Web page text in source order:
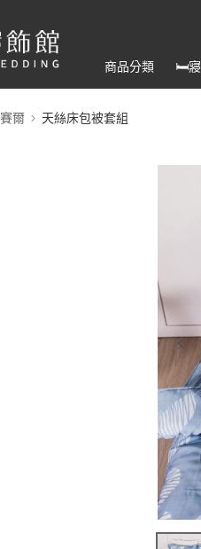
商品分類 🛏️寢
爾 天絲床包被套組